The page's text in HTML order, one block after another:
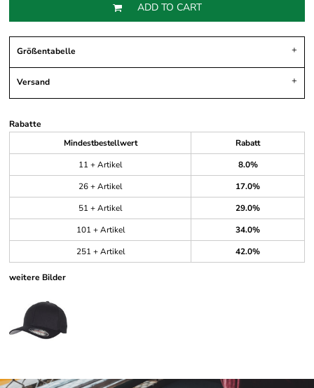
ADD TO CART
Größentabelle
Versand
Rabatte
Mindestbestellwert
Rabatt
11 + Artikel
8.0%
26 + Artikel
17.0%
51 + Artikel
29.0%
101 + Artikel
34.0%
251 + Artikel
42.0%
weitere Bilder